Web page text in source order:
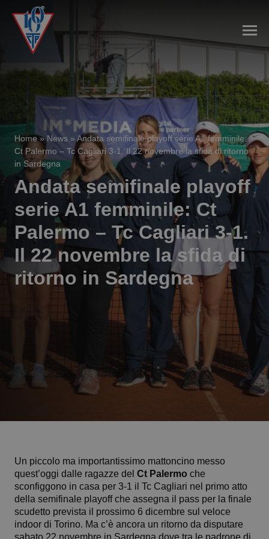
Home»News » Andata semifinale playoff serie A1 femminile:
Ct Palermo – Tc Cagliari 3-1. Il 22 novembre la sfida di ritorno
in Sardegna
Andata semifinale playoff
serie A1 femminile: Ct
Palermo – Tc Cagliari 3-1.
Il 22 novembre la sfida di
ritorno in Sardegna
Un piccolo ma importantissimo mattoncino messo
quest’oggi dalle ragazze del Ct Palermo che
sconfiggono in casa per 3-1 il Tc Cagliari nel primo atto
della semifinale playoff che assegna il pass per la finale
scudetto prevista il prossimo 6 dicembre sul veloce
indoor di Torino. Ma c’è ancora un ritorno da disputare
sabato 22 novembre in Sardegna dove tra le padrone di